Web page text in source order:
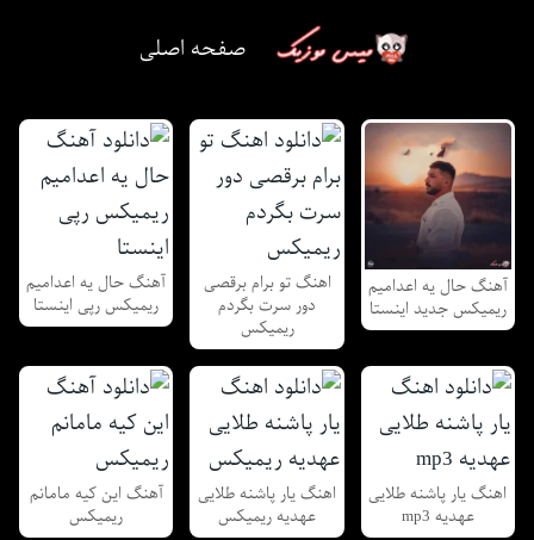
صفحه اصلی
آهنگ حال یه اعدامیم
ریمیکس جدید اینستا
اهنگ تو برام برقصی
دور سرت بگردم
ریمیکس
آهنگ حال یه اعدامیم
ریمیکس رپی اینستا
اهنگ یار پاشنه طلایی
عهدیه mp3
اهنگ یار پاشنه طلایی
عهدیه ریمیکس
آهنگ این کیه مامانم
ریمیکس